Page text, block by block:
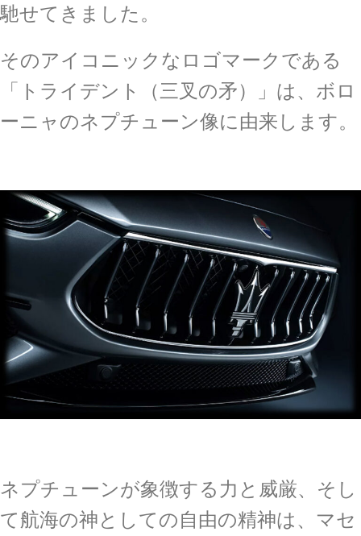
馳せてきました。
そのアイコニックなロゴマークである
「トライデント（三叉の矛）」は、ボロ
ーニャのネプチューン像に由来します。
ネプチューンが象徴する力と威厳、そし
て航海の神としての自由の精神は、マセ